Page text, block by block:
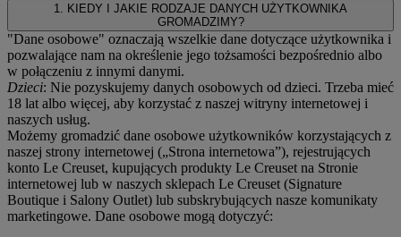
1. KIEDY I JAKIE RODZAJE DANYCH UŻYTKOWNIKA
GROMADZIMY?
"Dane osobowe" oznaczają wszelkie dane dotyczące użytkownika i
pozwalające nam na określenie jego tożsamości bezpośrednio albo
w połączeniu z innymi danymi.
Dzieci: Nie pozyskujemy danych osobowych od dzieci. Trzeba mieć
18 lat albo więcej, aby korzystać z naszej witryny internetowej i
naszych usług.
Możemy gromadzić dane osobowe użytkowników korzystających z
naszej strony internetowej („Strona internetowa”), rejestrujących
konto Le Creuset, kupujących produkty Le Creuset na Stronie
internetowej lub w naszych sklepach Le Creuset (Signature
Boutique i Salony Outlet) lub subskrybujących nasze komunikaty
marketingowe. Dane osobowe mogą dotyczyć: